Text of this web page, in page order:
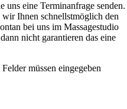
uns eine Terminanfrage senden.
Ihnen schnellstmöglich den
bei uns im Massagestudio
nicht garantieren das eine
müssen eingegeben